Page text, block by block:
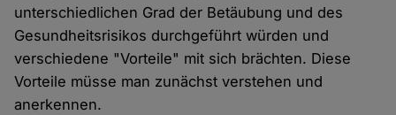
unterschiedlichen Grad der Betäubung und des
Gesundheitsrisikos durchgeführt würden und
verschiedene "Vorteile" mit sich brächten. Diese
Vorteile müsse man zunächst verstehen und
anerkennen.